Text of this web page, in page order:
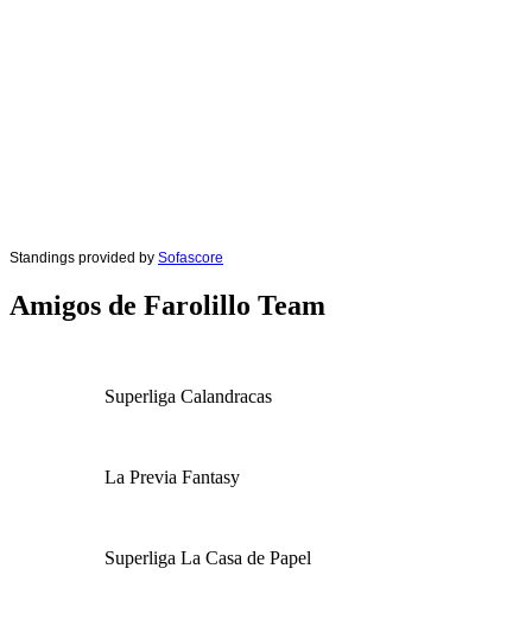
Standings provided by Sofascore
Amigos de Farolillo Team
Superliga Calandracas
La Previa Fantasy
Superliga La Casa de Papel